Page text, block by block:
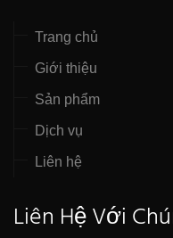
Trang chủ
Giới thiệu
Sản phẩm
Dịch vụ
Liên hệ
Liên Hệ Với